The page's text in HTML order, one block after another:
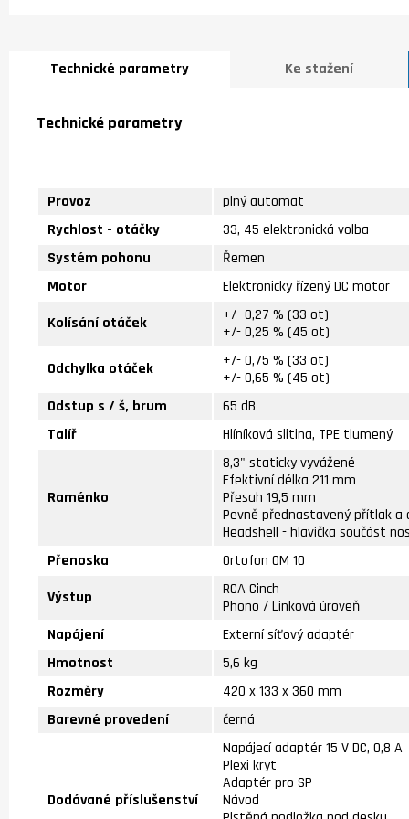
Technické parametry Ke stažení
Technické parametry
Provoz
plný automat
Rychlost - otáčky
33, 45 elektronická volba
Systém pohonu
Řemen
Motor
Elektronicky řízený DC motor
Kolísání otáček
+/- 0,27 % (33 ot)
+/- 0,25 % (45 ot)
Odchylka otáček
+/- 0,75 % (33 ot)
+/- 0,65 % (45 ot)
Odstup s / š, brum
65 dB
Talíř
Hlíníková slitina, TPE tlumený
Raménko
8,3" staticky vyvážené
Efektivní délka 211 mm
Přesah 19,5 mm
Pevně přednastavený přítlak
Headshell - hlavička součást
Přenoska
Ortofon OM 10
Výstup
RCA Cinch
Phono / Linková úroveň
Napájení
Externí síťový adaptér
Hmotnost
5,6 kg
Rozměry
420 x 133 x 360 mm
Barevné provedení
černá
Dodávané příslušenství
Napájecí adaptér 15 V DC, 0,8 A
Plexi kryt
Adaptér pro SP
Návod